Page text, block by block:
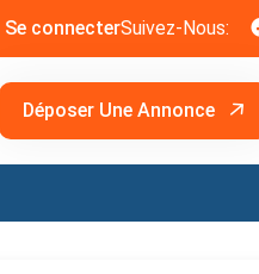
Se connecterSuivez-Nous:
Déposer Une Annonce